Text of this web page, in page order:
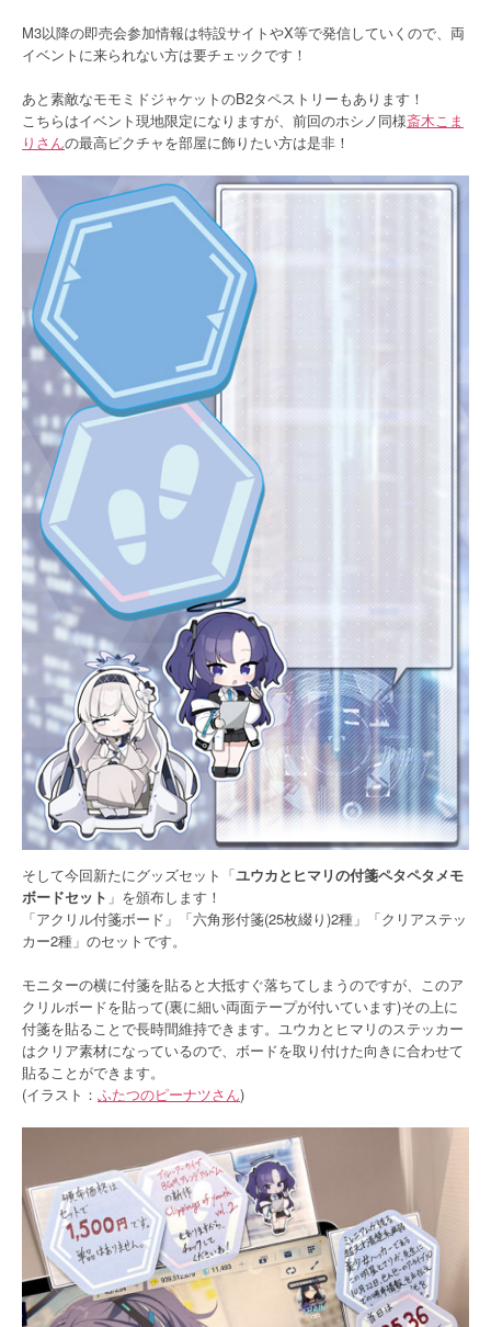
M3以降の即売会参加情報は特設サイトやX等で発信していくので、両
イベントに来られない方は要チェックです！
あと素敵なモモミドジャケットのB2タペストリーもあります！
こちらはイベント現地限定になりますが、前回のホシノ同様斎木こま
りさんの最高ピクチャを部屋に飾りたい方は是非！
そして今回新たにグッズセット「ユウカとヒマリの付箋ペタペタメモ
ボードセット 」を頒布します！
「アクリル付箋ボード」「六角形付箋(25枚綴り)2種」「クリアステッ
カー2種」のセットです。
モニターの横に付箋を貼ると大抵すぐ落ちてしまうのですが、このア
クリルボードを貼って(裏に細い両面テープが付いています)その上に
付箋を貼ることで長時間維持できます。ユウカとヒマリのステッカー
はクリア素材になっているので、ボードを取り付けた向きに合わせて
貼ることができます。
(イラスト： ふたつのピーナツさん)